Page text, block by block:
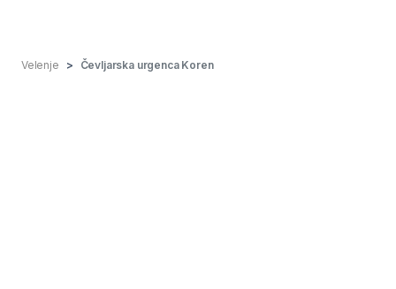
Velenje Čevljarska urgenca Koren